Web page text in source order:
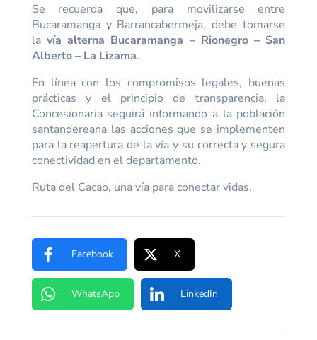
Se recuerda que, para movilizarse entre
Bucaramanga y Barrancabermeja, debe tomarse
la vía alterna Bucaramanga – Rionegro – San
Alberto – La Lizama.
En línea con los compromisos legales, buenas
prácticas y el principio de transparencia, la
Concesionaria seguirá informando a la población
santandereana las acciones que se implementen
para la reapertura de la vía y su correcta y segura
conectividad en el departamento.
Ruta del Cacao, una vía para conectar vidas.
Facebook X
WhatsApp LinkedIn